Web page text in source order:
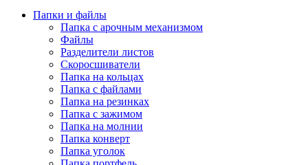
Папки и файлы
Папка с арочным механизмом
Файлы
Разделители листов
Скоросшиватели
Папка на кольцах
Папка с файлами
Папка на резинках
Папка с зажимом
Папка на молнии
Папка конверт
Папка уголок